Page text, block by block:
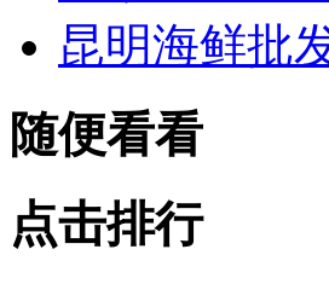
昆明海鲜批
随便看看
点击排行